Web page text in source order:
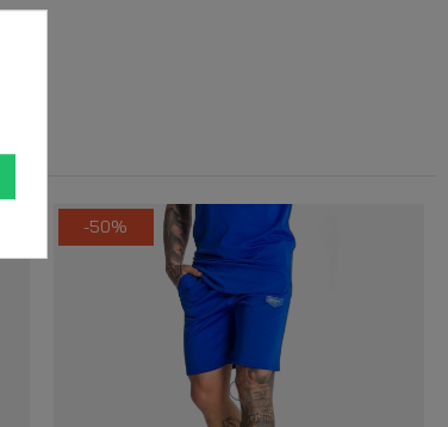
-50%